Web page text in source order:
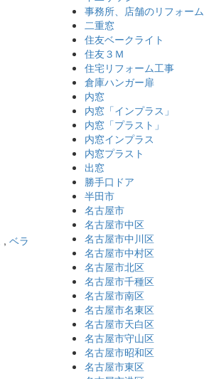
, ベラ
事務所、店舗のリフォーム
二重窓
住友ベークライト
住友３Ｍ
住宅リフォーム工事
倉庫ハンガー扉
内窓
内窓「インプラス」
内窓「プラスト」
内窓インプラス
内窓プラスト
出窓
勝手口ドア
半田市
名古屋市
名古屋市中区
名古屋市中川区
名古屋市中村区
名古屋市北区
名古屋市千種区
名古屋市南区
名古屋市名東区
名古屋市天白区
名古屋市守山区
名古屋市昭和区
名古屋市東区